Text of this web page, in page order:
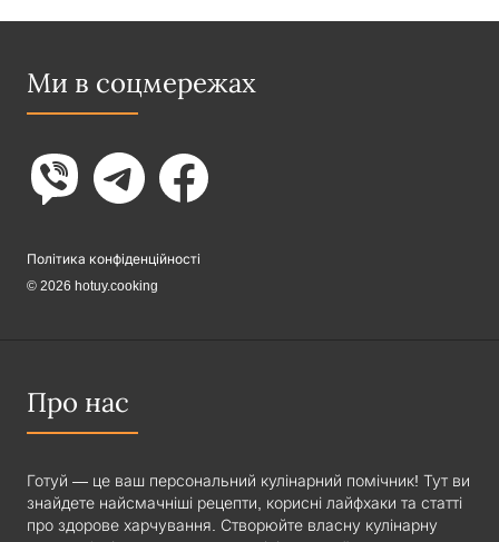
Ми в соцмережах
Політика конфіденційності
© 2026 hotuy.cooking
Про нас
Готуй — це ваш персональний кулінарний помічник! Тут ви
знайдете найсмачніші рецепти, корисні лайфхаки та статті
про здорове харчування. Створюйте власну кулінарну